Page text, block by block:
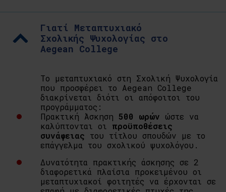
Γιατί Μεταπτυχιακό
Σχολικής Ψυχολογίας στο
Aegean College
Το μεταπτυχιακό στη Σχολική Ψυχολογία
που προσφέρει το Aegean College
διακρίνεται διότι οι απόφοιτοι του
προγράμματος:
Πρακτική Άσκηση 500 ωρών ώστε να
καλύπτονται οι προϋποθέσεις
συνάφειας του τίτλου σπουδών με το
επάγγελμα του σχολικού ψυχολόγου.
Δυνατότητα πρακτικής άσκησης σε 2
διαφορετικά πλαίσια προκειμένου οι
μεταπτυχιακοί φοιτητές να έρχονται σε